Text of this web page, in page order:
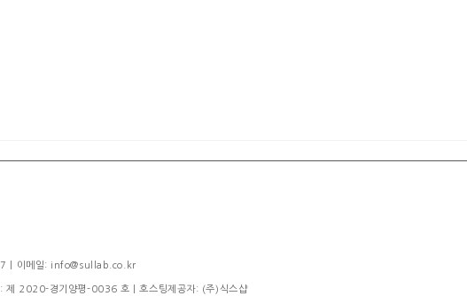
| 이메일: info@sullab.co.kr
제 2020-경기양평-0036 호 | 호스팅제공자: (주)식스샵